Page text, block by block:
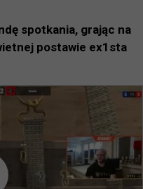
spotkania, grając na
postawie ex1sta